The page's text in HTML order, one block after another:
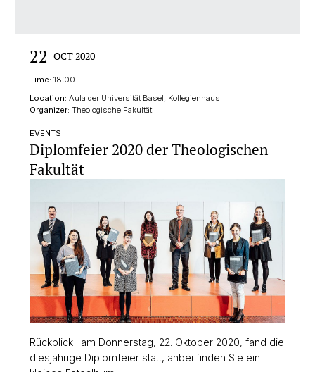
22 OCT 2020
Time: 18:00
Location: Aula der Universität Basel, Kollegienhaus
Organizer: Theologische Fakultät
EVENTS
Diplomfeier 2020 der Theologischen
Fakultät
Rückblick : am Donnerstag, 22. Oktober 2020, fand die
diesjährige Diplomfeier statt, anbei finden Sie ein